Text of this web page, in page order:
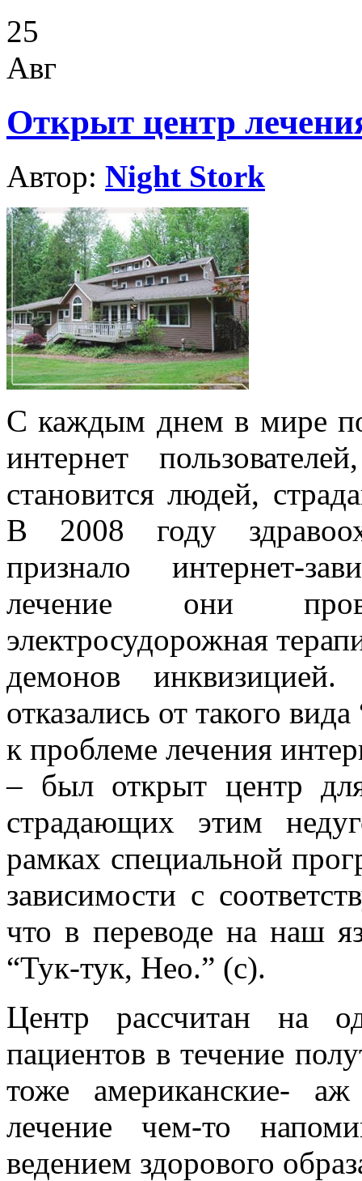
25
Авг
Открыт центр
Автор: Night Stork
С каждым днем в мире
интернет
становится людей,
В 2008 году
признало интернет-
лечение они
электросудорожная
демонов
отказались от такого
к проблеме лечения
– был открыт центр
страдающих этим
рамках специальной
зависимости с
что в переводе на наш
“Тук-тук, Нео.” (с).
Центр рассчитан на
пациентов в течение
тоже американские-
лечение чем-то
ведением здорового